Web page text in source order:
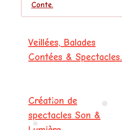
Conte.
Veillées, Balades
Contées & Spectacles.
Création de
spectacles Son &